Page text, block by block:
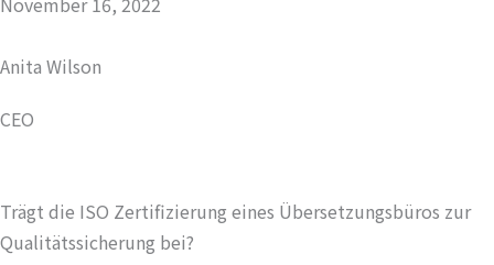
Anita Wilson
CEO
Trägt die ISO Zertifizierung eines Übersetzungsbüros zur
Qualitätssicherung bei?